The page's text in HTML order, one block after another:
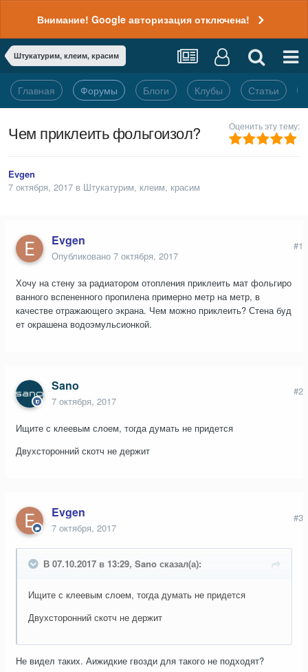
Внимание! Google авторизация отключена!
Штукатурим, клеим, красим
Главная Форумы Блоги Клубы Статьи
Чем приклеить фольгоизол? Оценить эту тему:
Evgen
7 октября, 2017 в Штукатурим, клеим, красим
Evgen
Опубликовано 7 октября, 2017
#1
Хочу на стену за радиатором отопления приклеить мат фольгиро
ванного вспененного пропилена примерно метр на метр, в
качестве отражающего экрана. Чем можно приклеить? Стена буд
ет окрашена водоэмульсионкой.
Sano
7 октября, 2017
#2
Ищите с клеевым слоем, тогда думать не придется
Двухсторонний скотч не держит
Evgen
7 октября, 2017
#3
В 07.10.2017 в 13:29, Sano сказал(а):
Ищите с клеевым слоем, тогда думать не придется
Двухсторонний скотч не держит
Не видел таких. Аижидкие гвозди для такого не подходят?